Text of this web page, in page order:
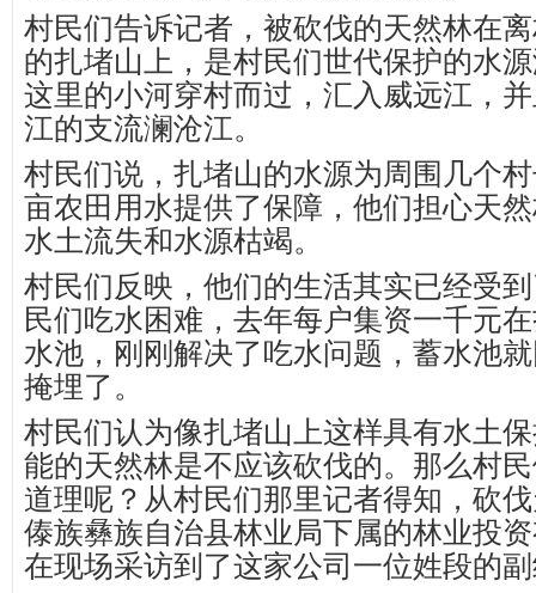
村民们告诉记者，被砍伐的天然林在
的扎堵山上，是村民们世代保护的水
这里的小河穿村而过，汇入威远江，
江的支流澜沧江。
村民们说，扎堵山的水源为周围几个
亩农田用水提供了保障，他们担心天
水土流失和水源枯竭。
村民们反映，他们的生活其实已经受
民们吃水困难，去年每户集资一千元
水池，刚刚解决了吃水问题，蓄水池
掩埋了。
村民们认为像扎堵山上这样具有水土
能的天然林是不应该砍伐的。那么村
道理呢？从村民们那里记者得知，砍
傣族彝族自治县林业局下属的林业投
在现场采访到了这家公司一位姓段的